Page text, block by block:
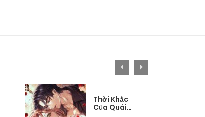
Thời Khắc
Của Quái